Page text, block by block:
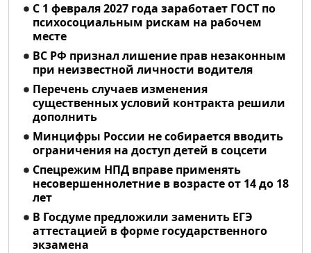
С 1 февраля 2027 года заработает ГОСТ по
психосоциальным рискам на рабочем
месте
ВС РФ признал лишение прав незаконным
при неизвестной личности водителя
Перечень случаев изменения
существенных условий контракта решили
дополнить
Минцифры России не собирается вводить
ограничения на доступ детей в соцсети
Спецрежим НПД вправе применять
несовершеннолетние в возрасте от 14 до 18
лет
В Госдуме предложили заменить ЕГЭ
аттестацией в форме государственного
экзамена